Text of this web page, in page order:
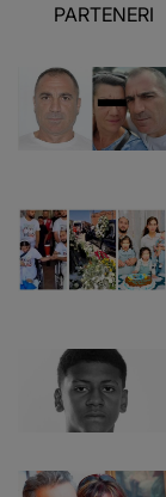
PARTENERI